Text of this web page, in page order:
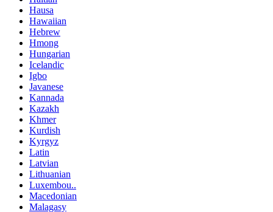
Hausa
Hawaiian
Hebrew
Hmong
Hungarian
Icelandic
Igbo
Javanese
Kannada
Kazakh
Khmer
Kurdish
Kyrgyz
Latin
Latvian
Lithuanian
Luxembou..
Macedonian
Malagasy